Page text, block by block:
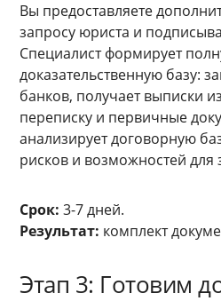
Вы предоставляете
запросу юриста и
Специалист формирует
доказательственную базу:
банков, получает выписки
переписку и первичные
анализирует договорную
рисков и возможностей для
Срок: 3-7 дней.
Результат: комплект
Этап 3: Готовим